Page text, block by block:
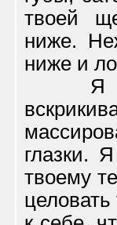
твоей
ниже.
ниже и
Я
глазки.
твоему